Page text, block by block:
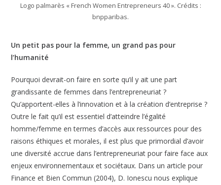
Logo palmarès « French Women Entrepreneurs 40 ». Crédits :
bnpparibas.
Un petit pas pour la femme, un grand pas pour
l’humanité
Pourquoi devrait-on faire en sorte qu’il y ait une part
grandissante de femmes dans l’entrepreneuriat ?
Qu’apportent-elles à l’innovation et à la création d’entreprise ?
Outre le fait qu’il est essentiel d’atteindre l’égalité
homme/femme en termes d’accès aux ressources pour des
raisons éthiques et morales, il est plus que primordial d’avoir
une diversité accrue dans l’entrepreneuriat pour faire face aux
enjeux environnementaux et sociétaux. Dans un article pour
Finance et Bien Commun (2004), D. Ionescu nous explique